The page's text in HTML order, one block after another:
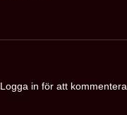
Logga in för att kommentera